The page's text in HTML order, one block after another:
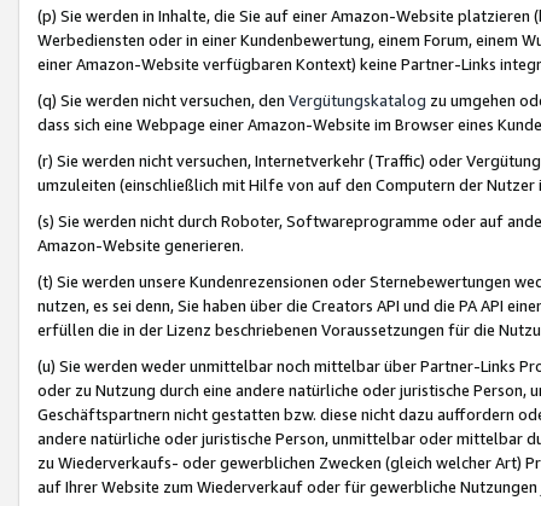
(p) Sie werden in Inhalte, die Sie auf einer Amazon-Website
Werbediensten oder in einer Kundenbewertung, einem Forum, einem
einer Amazon-Website verfügbaren Kontext) keine Partner-Links
(q) Sie werden nicht versuchen, den Vergütungskatalog zu umgehen
dass sich eine Webpage einer Amazon-Website im Browser eines
(r) Sie werden nicht versuchen, Internetverkehr (Traffic) oder
umzuleiten (einschließlich mit Hilfe von auf den Computern der
(s) Sie werden nicht durch Roboter, Softwareprogramme oder auf
Amazon-Website generieren.
(t) Sie werden unsere Kundenrezensionen oder Sternebewertungen
nutzen, es sei denn, Sie haben über die Creators API und die PA API
erfüllen die in der Lizenz beschriebenen Voraussetzungen für die
(u) Sie werden weder unmittelbar noch mittelbar über Partner-Links
oder zu Nutzung durch eine andere natürliche oder juristische
Geschäftspartnern nicht gestatten bzw. diese nicht dazu auffordern
andere natürliche oder juristische Person, unmittelbar oder mittelbar
zu Wiederverkaufs- oder gewerblichen Zwecken (gleich welcher Art)
auf Ihrer Website zum Wiederverkauf oder für gewerbliche